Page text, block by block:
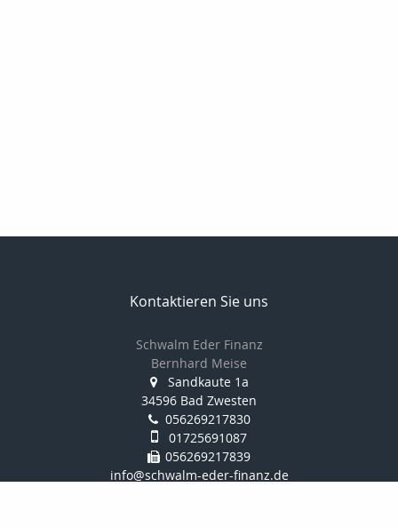
Kontaktieren Sie uns
Schwalm Eder Finanz
Bernhard Meise
Sandkaute 1a
34596 Bad Zwesten
056269217830
01725691087
056269217839
info@schwalm-eder-finanz.de